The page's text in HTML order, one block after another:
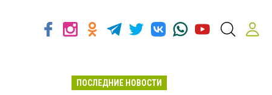
ПОСЛЕДНИЕ НОВОСТИ